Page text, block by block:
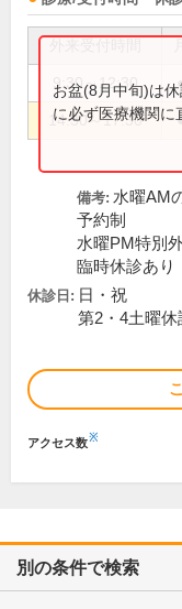
9:30～12:30
14:30～17:30
お盆(8月中旬)は
に必ず医療機関に
備考: 水曜AM
予約制
水曜PM特別
臨時休診あり
休診日: 日・祝
第2・4土曜休
アクセス数※
別の条件で検索